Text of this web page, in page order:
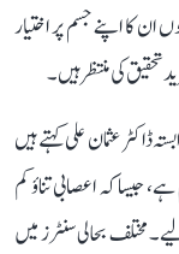
کا اپنے جسم پر اختیار
کی منتظر ہیں۔
ڈاکٹر عثمان علی کہتے ہیں
جیسا کہ اعصابی تناؤ کم
مختلف بحالی سنٹرز میں